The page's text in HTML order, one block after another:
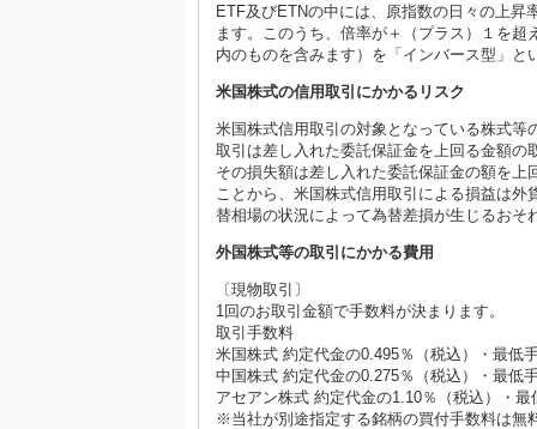
ETF及びETNの中には、原指数の日々の上
ます。このうち、倍率が＋（プラス）１を
内のものを含みます）を「インバース型」と
米国株式の信用取引にかかるリスク
米国株式信用取引の対象となっている株式
取引は差し入れた委託保証金を上回る金額
その損失額は差し入れた委託保証金の額を
ことから、米国株式信用取引による損益は
替相場の状況によって為替差損が生じるおそ
外国株式等の取引にかかる費用
〔現物取引〕
1回のお取引金額で手数料が決まります。
取引手数料
米国株式 約定代金の0.495％（税込）・最低
中国株式 約定代金の0.275％（税込）・最低
アセアン株式 約定代金の1.10％（税込）・
※当社が別途指定する銘柄の買付手数料は無